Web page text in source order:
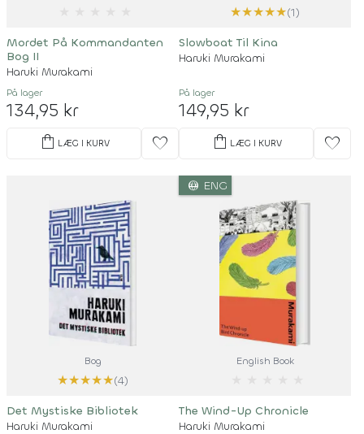
Mordet På Kommandanten
Bog II
Haruki Murakami
På lager
134,95 kr
shopping_bag LÆG I KURV favorite
★★★★★(1)
Slowboat Til Kina
Haruki Murakami
På lager
149,95 kr
shopping_bag LÆG I KURV favorite
Bog
★★★★★(4)
Det Mystiske Bibliotek
Haruki Murakami
language ENG
English Book
The Wind-Up Chronicle
Haruki Murakami